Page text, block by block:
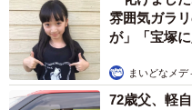
雰囲気ガラ
が」「宝塚に
まいどなメデ
72歳父、軽